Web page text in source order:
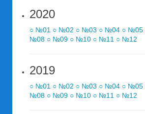
2020
○ №01 ○ №02 ○ №03 ○ №04 ○ №05
№08 ○ №09 ○ №10 ○ №11 ○ №12
2019
○ №01 ○ №02 ○ №03 ○ №04 ○ №05
№08 ○ №09 ○ №10 ○ №11 ○ №12